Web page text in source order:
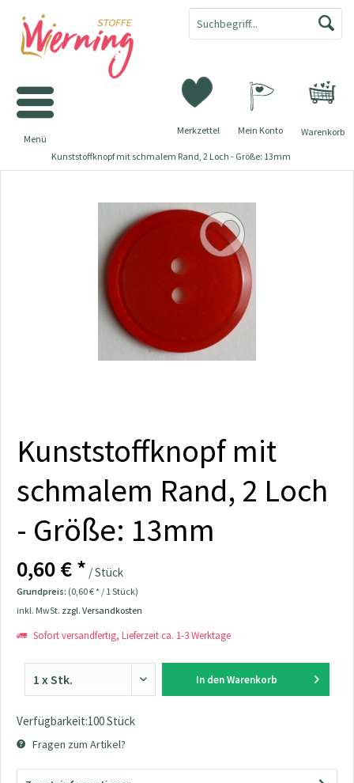
Warenkorb
Merkzettel Mein Konto
Menü
Kunststoffknopf mit schmalem Rand, 2 Loch - Größe: 13mm
Kunststoffknopf mit
schmalem Rand, 2 Loch
- Größe: 13mm
0,60 € * / Stück
Grundpreis: (0,60 € * / 1 Stück)
inkl. MwSt. zzgl. Versandkosten
Sofort versandfertig, Lieferzeit ca. 1-3 Werktage
In den Warenkorb
Verfügbarkeit:100 Stück
Fragen zum Artikel?